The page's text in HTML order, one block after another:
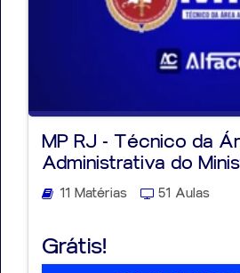
MP RJ - Técnico da
Administrativa do
11 Matérias 51 Aulas
Grátis!